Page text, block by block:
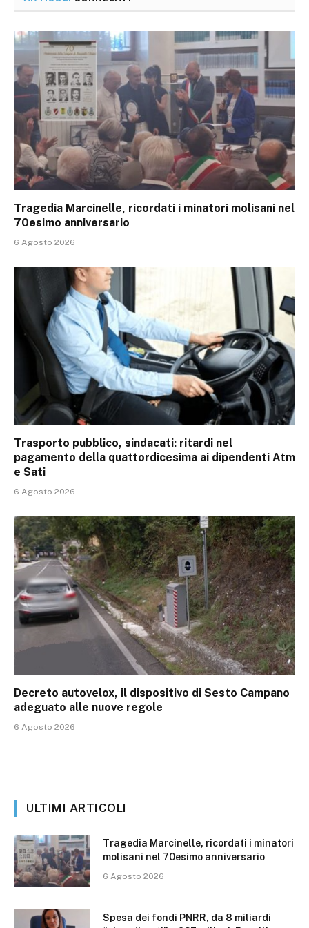
Tragedia Marcinelle, ricordati i minatori molisani nel
70esimo anniversario
6 Agosto 2026
Trasporto pubblico, sindacati: ritardi nel
pagamento della quattordicesima ai dipendenti Atm
e Sati
6 Agosto 2026
Decreto autovelox, il dispositivo di Sesto Campano
adeguato alle nuove regole
6 Agosto 2026
ULTIMI ARTICOLI
Tragedia Marcinelle, ricordati i minatori
molisani nel 70esimo anniversario
6 Agosto 2026
Spesa dei fondi PNRR, da 8 miliardi